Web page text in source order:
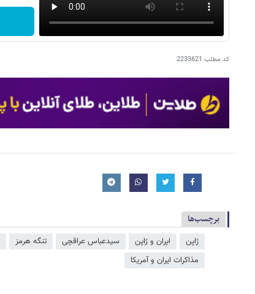
کد مطلب 2233621
برچسب‌ها
ژاپن ایران و ژاپن سیدعباس عراقچی تنگه هرمز
مذاکرات ایران و آمریکا